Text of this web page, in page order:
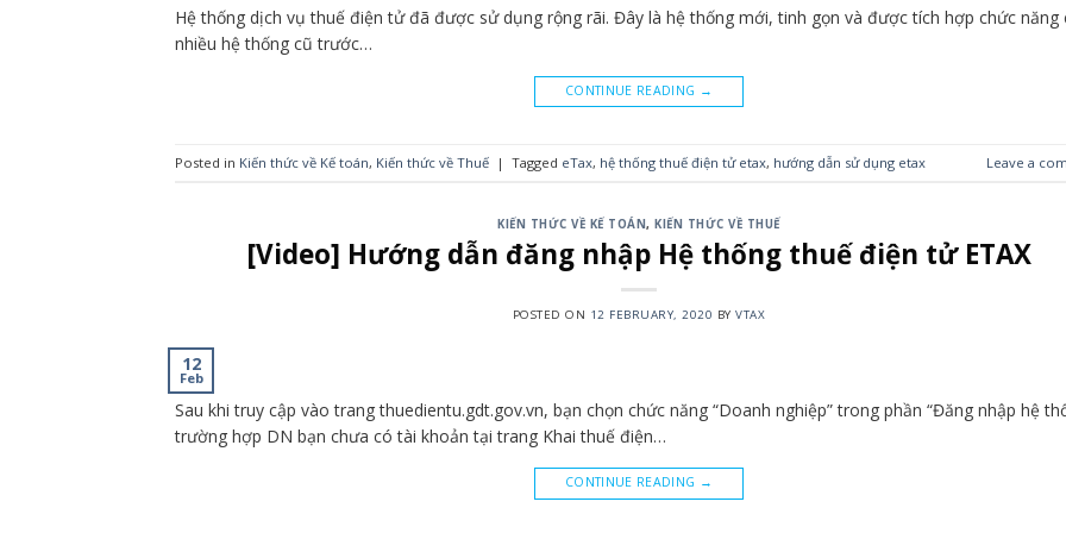
Hệ thống dịch vụ thuế điện tử đã được sử dụng rộng rãi. Đây là hệ thống mới, tinh gọn và được tích hợp chức năng
nhiều hệ thống cũ trước…
CONTINUE READING →
Posted in Kiến thức về Kế toán, Kiến thức về Thuế | Tagged eTax, hệ thống thuế điện tử etax, hướng dẫn sử dụng etax Leave a
KIẾN THỨC VỀ KẾ TOÁN,KIẾN THỨC VỀ THUẾ
[Video] Hướng dẫn đăng nhập Hệ thống thuế điện tử ETAX
POSTED ON 12 FEBRUARY, 2020 BYVTAX
12
Feb
Sau khi truy cập vào trang thuedientu.gdt.gov.vn, bạn chọn chức năng “Doanh nghiệp” trong phần “Đăng nhập hệ
trường hợp DN bạn chưa có tài khoản tại trang Khai thuế điện…
CONTINUE READING →